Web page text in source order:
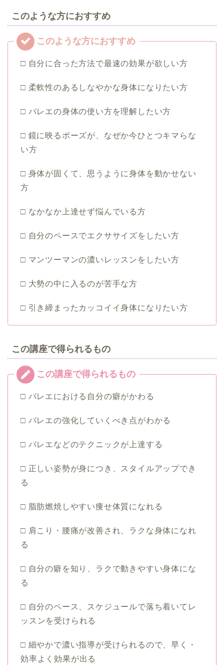
このような方におすすめ
□ 自分に合った方法で最速の効果が欲しい方
□ 柔軟性のあるしなやかな身体になりたい方
□ バレエの身体の使い方を理解したい方
□ 鏡に映るポーズが、なぜか今ひとつキマらな
い方
□ 身体が固くて、思うように身体を動かせない
方
□ なかなか上達せず悩んでいる方
□ 自分のペースでエクササイズをしたい方
□ マンツーマンの濃いレッスンをしたい方
□ 大勢の中に入るのが苦手な方
□ 引き締まったカッコイイ身体になりたい方
この講座で得られるもの
□ バレエにおける自分の癖がかわる
□ バレエの強化していくべき点がわかる
□ バレエなどのテクニックが上達する
□ 正しい姿勢が身につき、スタイルアップでき
る
□ 脂肪燃焼しやすい痩せ体質になれる
□ 肩こり・腰痛が改善され、ラクな身体になれ
る
□ 自分の癖を知り、ラクで動きやすい身体にな
る
□ 自分のペース、スケジュールで落ち着いてレ
ッスンを受けられる
□ 細やかで濃い指導が受けられるので、早く・
効率よく効果が出る